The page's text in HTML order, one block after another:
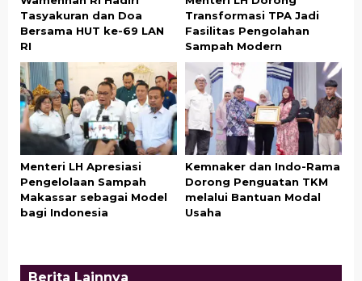
Tasyakuran dan Doa
Bersama HUT ke-69 LAN
RI
Transformasi TPA Jadi
Fasilitas Pengolahan
Sampah Modern
Menteri LH Apresiasi
Pengelolaan Sampah
Makassar sebagai Model
bagi Indonesia
Kemnaker dan Indo-Rama
Dorong Penguatan TKM
melalui Bantuan Modal
Usaha
Berita Lainnya